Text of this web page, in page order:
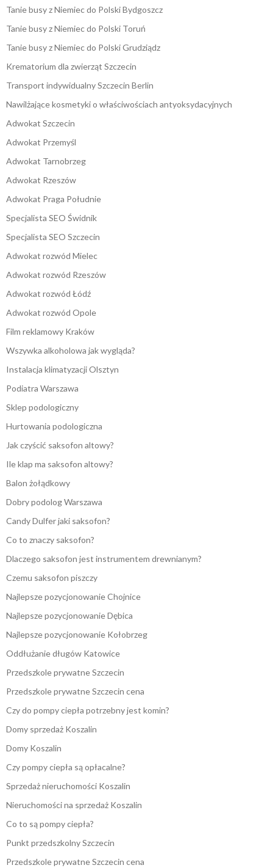
Tanie busy z Niemiec do Polski Bydgoszcz
Tanie busy z Niemiec do Polski Toruń
Tanie busy z Niemiec do Polski Grudziądz
Krematorium dla zwierząt Szczecin
Transport indywidualny Szczecin Berlin
Nawilżające kosmetyki o właściwościach antyoksydacyjnych
Adwokat Szczecin
Adwokat Przemyśl
Adwokat Tarnobrzeg
Adwokat Rzeszów
Adwokat Praga Południe
Specjalista SEO Świdnik
Specjalista SEO Szczecin
Adwokat rozwód Mielec
Adwokat rozwód Rzeszów
Adwokat rozwód Łódź
Adwokat rozwód Opole
Film reklamowy Kraków
Wszywka alkoholowa jak wygląda?
Instalacja klimatyzacji Olsztyn
Podiatra Warszawa
Sklep podologiczny
Hurtowania podologiczna
Jak czyścić saksofon altowy?
Ile klap ma saksofon altowy?
Balon żołądkowy
Dobry podolog Warszawa
Candy Dulfer jaki saksofon?
Co to znaczy saksofon?
Dlaczego saksofon jest instrumentem drewnianym?
Czemu saksofon piszczy
Najlepsze pozycjonowanie Chojnice
Najlepsze pozycjonowanie Dębica
Najlepsze pozycjonowanie Kołobrzeg
Oddłużanie długów Katowice
Przedszkole prywatne Szczecin
Przedszkole prywatne Szczecin cena
Czy do pompy ciepła potrzebny jest komin?
Domy sprzedaż Koszalin
Domy Koszalin
Czy pompy ciepła są opłacalne?
Sprzedaż nieruchomości Koszalin
Nieruchomości na sprzedaż Koszalin
Co to są pompy ciepła?
Punkt przedszkolny Szczecin
Przedszkole prywatne Szczecin cena